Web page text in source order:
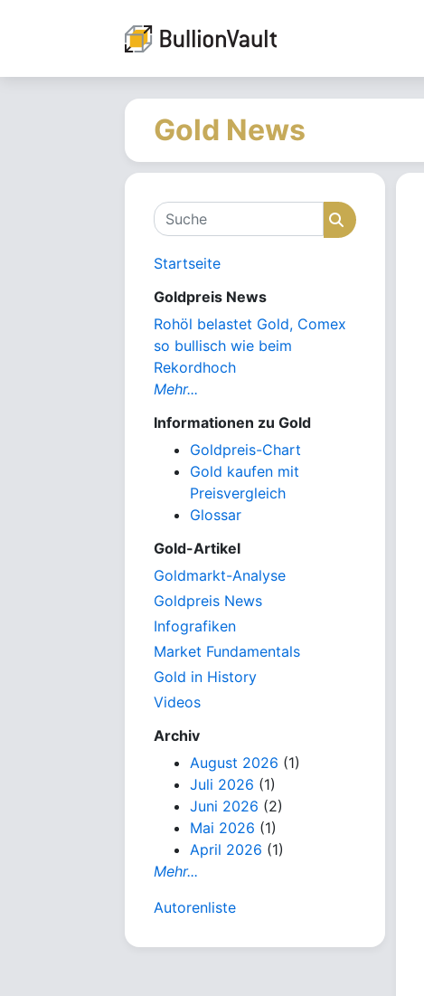
Gold News
Suche Suche
Startseite
Goldpreis News
Rohöl belastet Gold, Comex
so bullisch wie beim
Rekordhoch
Mehr...
Informationen zu Gold
Goldpreis-Chart
Gold kaufen mit
Preisvergleich
Glossar
Gold-Artikel
Goldmarkt-Analyse
Goldpreis News
Infografiken
Market Fundamentals
Gold in History
Videos
Archiv
August 2026 (1)
Juli 2026 (1)
Juni 2026 (2)
Mai 2026 (1)
April 2026 (1)
Mehr...
Autorenliste